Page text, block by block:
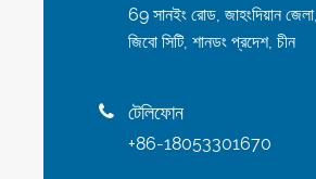
69 সানইং রোড, জাহংদিয়ান জেলা,
জিবো সিটি, শানডং প্রদেশ, চীন
 টেলিফোন
+86-18053301670